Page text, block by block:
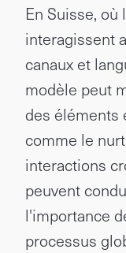
En Suisse,
interagissent
canaux et
modèle peut
des éléments
comme le
interactions
peuvent
l'importance
processus